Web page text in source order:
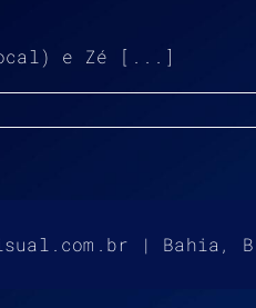
e Zé [...]
| Bahia,